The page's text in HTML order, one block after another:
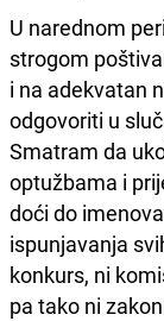
U narednom
strogom
i na adekvatan
odgovoriti u
Smatram da
optužbama i
doći do
ispunjavanja
konkurs, ni
pa tako ni